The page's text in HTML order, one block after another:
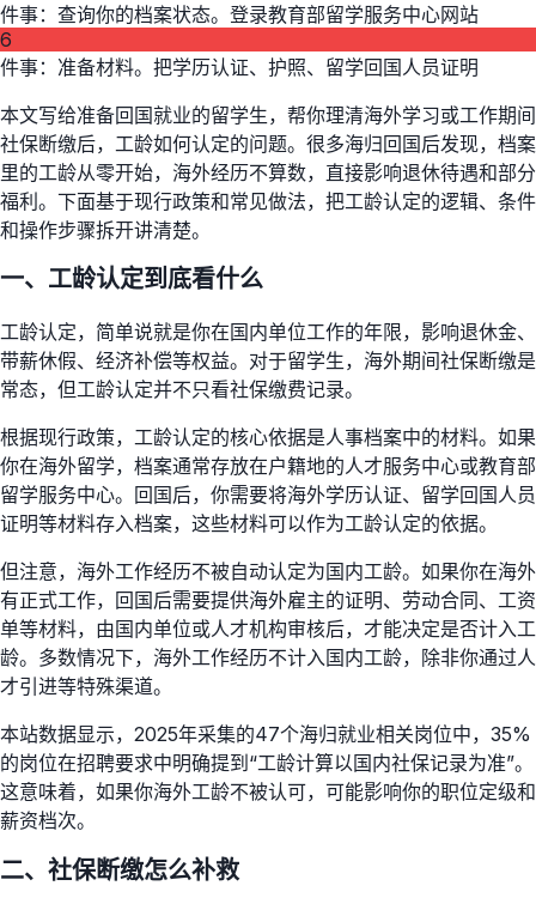
件事：查询你的档案状态。登录教育部留学服务中心网站
6
件事：准备材料。把学历认证、护照、留学回国人员证明
本文写给准备回国就业的留学生，帮你理清海外学习或工作期间
社保断缴后，工龄如何认定的问题。很多海归回国后发现，档案
里的工龄从零开始，海外经历不算数，直接影响退休待遇和部分
福利。下面基于现行政策和常见做法，把工龄认定的逻辑、条件
和操作步骤拆开讲清楚。
一、工龄认定到底看什么
工龄认定，简单说就是你在国内单位工作的年限，影响退休金、
带薪休假、经济补偿等权益。对于留学生，海外期间社保断缴是
常态，但工龄认定并不只看社保缴费记录。
根据现行政策，工龄认定的核心依据是人事档案中的材料。如果
你在海外留学，档案通常存放在户籍地的人才服务中心或教育部
留学服务中心。回国后，你需要将海外学历认证、留学回国人员
证明等材料存入档案，这些材料可以作为工龄认定的依据。
但注意，海外工作经历不被自动认定为国内工龄。如果你在海外
有正式工作，回国后需要提供海外雇主的证明、劳动合同、工资
单等材料，由国内单位或人才机构审核后，才能决定是否计入工
龄。多数情况下，海外工作经历不计入国内工龄，除非你通过人
才引进等特殊渠道。
本站数据显示，2025年采集的47个海归就业相关岗位中，35%
的岗位在招聘要求中明确提到“工龄计算以国内社保记录为准”。
这意味着，如果你海外工龄不被认可，可能影响你的职位定级和
薪资档次。
二、社保断缴怎么补救